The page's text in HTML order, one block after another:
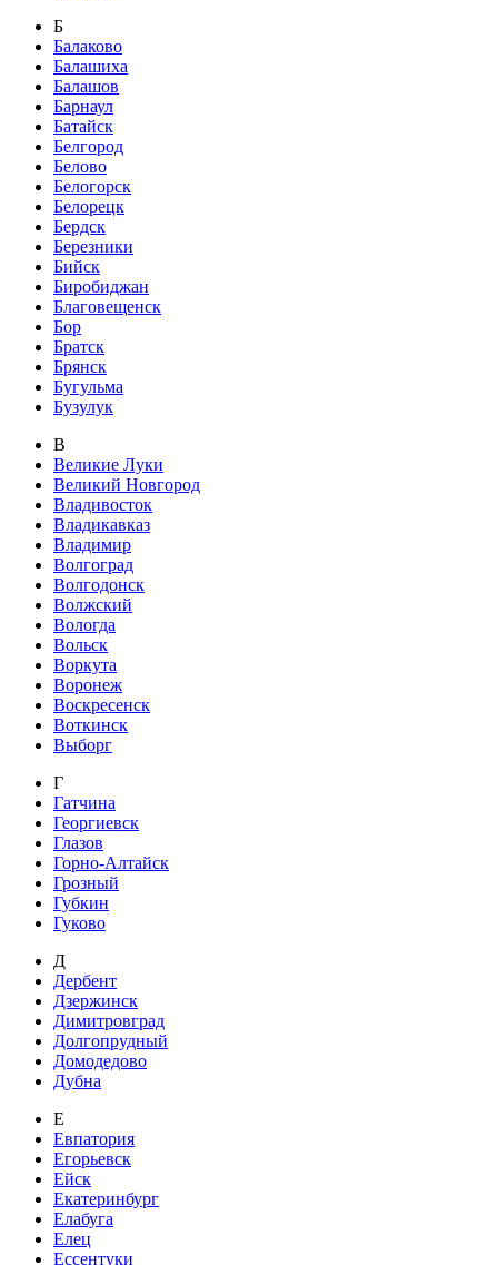
Б
Балаково
Балашиха
Балашов
Барнаул
Батайск
Белгород
Белово
Белогорск
Белорецк
Бердск
Березники
Бийск
Биробиджан
Благовещенск
Бор
Братск
Брянск
Бугульма
Бузулук
В
Великие Луки
Великий Новгород
Владивосток
Владикавказ
Владимир
Волгоград
Волгодонск
Волжский
Вологда
Вольск
Воркута
Воронеж
Воскресенск
Воткинск
Выборг
Г
Гатчина
Георгиевск
Глазов
Горно-Алтайск
Грозный
Губкин
Гуково
Д
Дербент
Дзержинск
Димитровград
Долгопрудный
Домодедово
Дубна
Е
Евпатория
Егорьевск
Ейск
Екатеринбург
Елабуга
Елец
Ессентуки